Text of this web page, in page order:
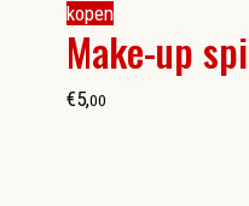
kopen
Make-up
€5,00